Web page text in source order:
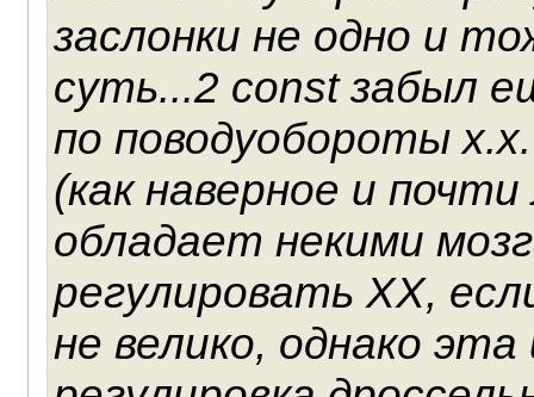
заслонки не одно и
суть...2 const забыл
по поводуобороты
(как наверное и
обладает некими
регулировать ХХ,
не велико, однако эта